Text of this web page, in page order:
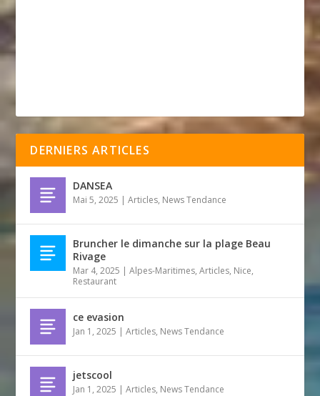
DERNIERS ARTICLES
DANSEA
Mai 5, 2025 |Articles, News Tendance
Bruncher le dimanche sur la plage Beau
Rivage
Mar 4, 2025 |Alpes-Maritimes,Articles, Nice,
Restaurant
ce evasion
Jan 1, 2025 |Articles, News Tendance
jetscool
Jan 1, 2025 |Articles, News Tendance